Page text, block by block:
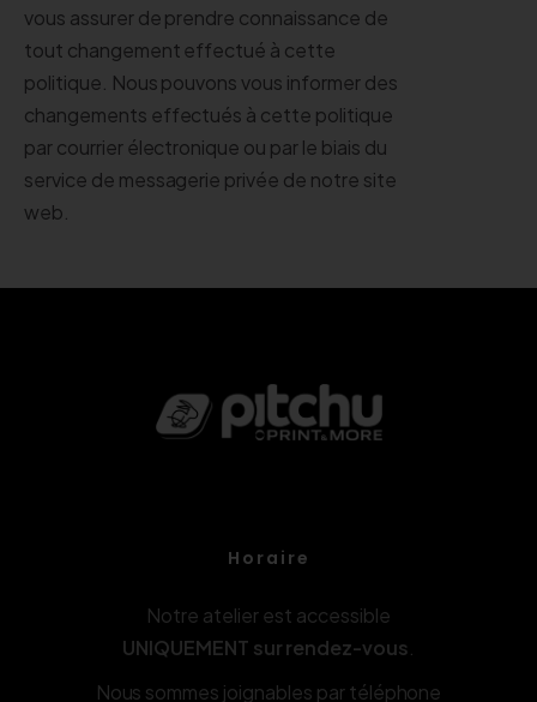
vous assurer de prendre connaissance de
tout changement effectué à cette
politique. Nous pouvons vous informer des
changements effectués à cette politique
par courrier électronique ou par le biais du
service de messagerie privée de notre site
web.
Horaire
Notre atelier est accessible
UNIQUEMENT sur rendez-vous
Nous sommes joignables par téléphone